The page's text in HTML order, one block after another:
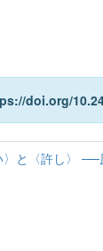
doi.org/
〉と〈許し〉